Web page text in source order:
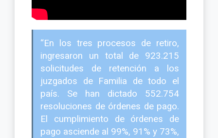
“En los tres procesos de retiro,
ingresaron un total de 923.215
solicitudes de retención a los
juzgados de Familia de todo el
país. Se han dictado 552.754
resoluciones de órdenes de pago.
El cumplimiento de órdenes de
pago asciende al 99%, 91% y 73%,